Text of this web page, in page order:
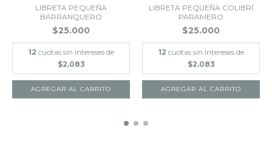
LIBRETA PEQUEÑA
BARRANQUERO
$25.000
12 cuotas sin intereses de
$2.083
LIBRETA PEQUEÑA COLIBRÍ
PARAMERO
$25.000
12 cuotas sin intereses de
$2.083